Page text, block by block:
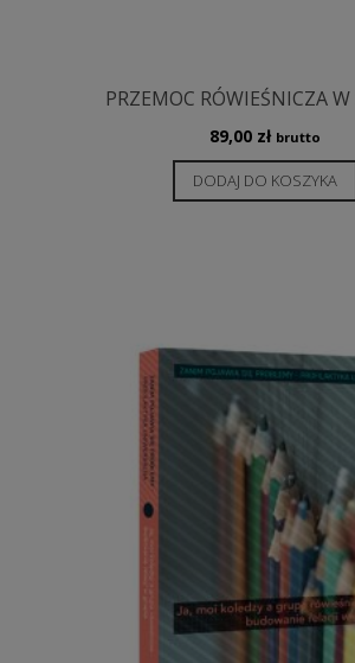
PRZEMOC RÓWIEŚNICZA W
89,00 zł brutto
DODAJ DO KOSZYKA